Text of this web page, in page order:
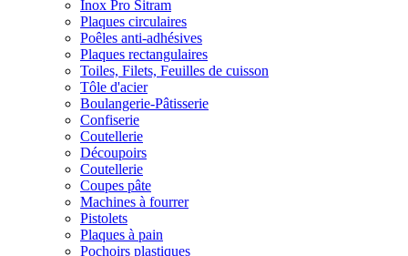
Inox Pro Sitram
Plaques circulaires
Poêles anti-adhésives
Plaques rectangulaires
Toiles, Filets, Feuilles de cuisson
Tôle d'acier
Boulangerie-Pâtisserie
Confiserie
Coutellerie
Découpoirs
Coutellerie
Coupes pâte
Machines à fourrer
Pistolets
Plaques à pain
Pochoirs plastiques